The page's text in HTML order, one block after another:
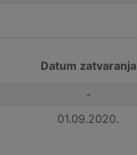
Datum zatvaranja
-
01.09.2020.